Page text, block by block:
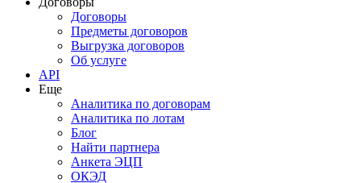
Договоры
Предметы договоров
Выгрузка договоров
Об услуге
API
Еще
Аналитика по договорам
Аналитика по лотам
Блог
Найти партнера
Анкета ЭЦП
ОКЭД